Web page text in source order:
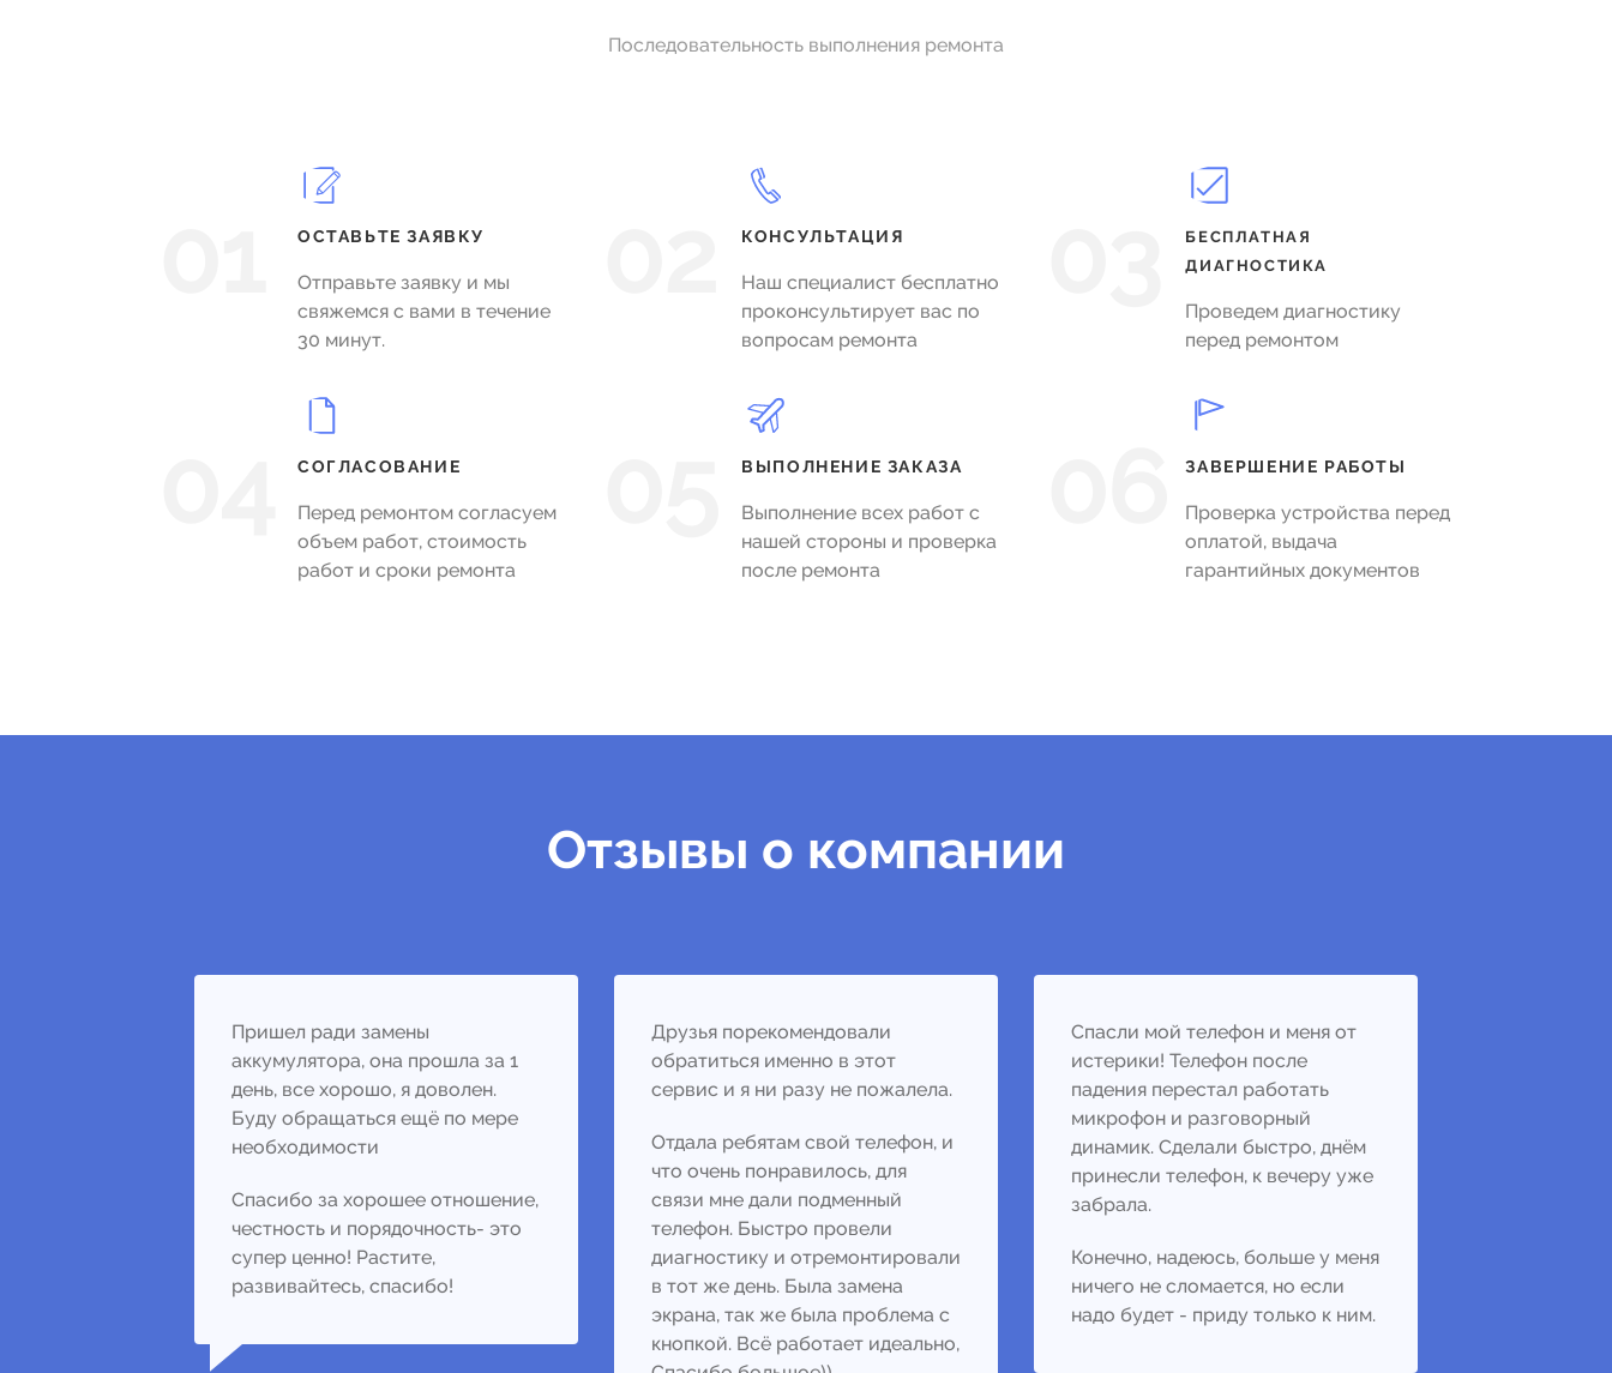
Последовательность выполнения ремонта
ОСТАВЬТЕ ЗАЯВКУ
Отправьте заявку и мы
свяжемся с вами в течение
30 минут.
КОНСУЛЬТАЦИЯ
Наш специалист бесплатно
проконсультирует вас по
вопросам ремонта
БЕСПЛАТНАЯ
ДИАГНОСТИКА
Проведем диагностику
перед ремонтом
СОГЛАСОВАНИЕ
Перед ремонтом согласуем
объем работ, стоимость
работ и сроки ремонта
ВЫПОЛНЕНИЕ ЗАКАЗА
Выполнение всех работ с
нашей стороны и проверка
после ремонта
ЗАВЕРШЕНИЕ РАБОТЫ
Проверка устройства перед
оплатой, выдача
гарантийных документов
Отзывы о компании
Пришел ради замены
аккумулятора, она прошла за 1
день, все хорошо, я доволен.
Буду обращаться ещё по мере
необходимости
Спасибо за хорошее отношение,
честность и порядочность- это
супер ценно! Растите,
развивайтесь, спасибо!
Друзья порекомендовали
обратиться именно в этот
сервис и я ни разу не пожалела.
Отдала ребятам свой телефон, и
что очень понравилось, для
связи мне дали подменный
телефон. Быстро провели
диагностику и отремонтировали
в тот же день. Была замена
экрана, так же была проблема с
кнопкой. Всё работает идеально,
Спасли мой телефон и меня от
истерики! Телефон после
падения перестал работать
микрофон и разговорный
динамик. Сделали быстро, днём
принесли телефон, к вечеру уже
забрала.
Конечно, надеюсь, больше у меня
ничего не сломается, но если
надо будет - приду только к ним.